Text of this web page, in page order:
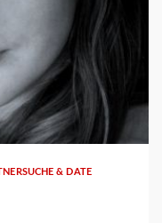
& DATE